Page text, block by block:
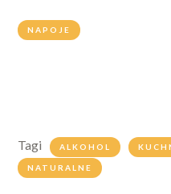
NAPOJE
Tagi ALKOHOL
NATURALNE